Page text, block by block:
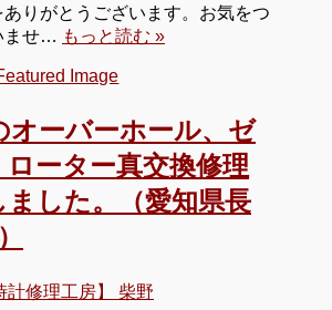
りがとうございます。お気をつ
ませ… もっと読む »
オーバーホール、ゼ
ーター真交換修理
した。（愛知県長
計修理工房】 柴野